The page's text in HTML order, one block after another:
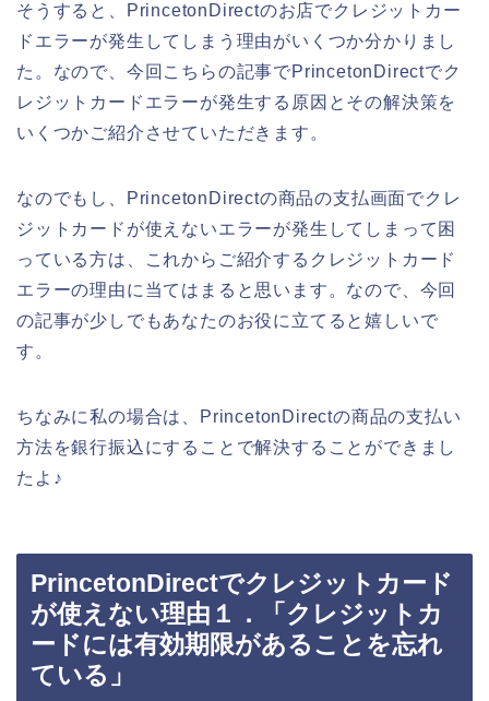
そうすると、PrincetonDirectのお店でクレジットカー
ドエラーが発生してしまう理由がいくつか分かりまし
た。なので、今回こちらの記事でPrincetonDirectでク
レジットカードエラーが発生する原因とその解決策を
いくつかご紹介させていただきます。
なのでもし、PrincetonDirectの商品の支払画面でクレ
ジットカードが使えないエラーが発生してしまって困
っている方は、これからご紹介するクレジットカード
エラーの理由に当てはまると思います。なので、今回
の記事が少しでもあなたのお役に立てると嬉しいで
す。
ちなみに私の場合は、PrincetonDirectの商品の支払い
方法を銀行振込にすることで解決することができまし
たよ♪
PrincetonDirectでクレジットカード
が使えない理由１．「クレジットカ
ードには有効期限があることを忘れ
ている」